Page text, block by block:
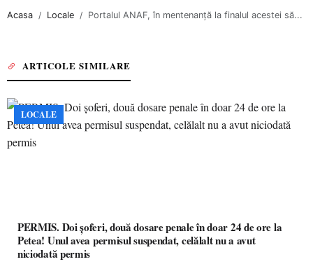
Acasa Locale Portalul ANAF, în mentenanță la finalul acestei să...
ARTICOLE SIMILARE
LOCALE
PERMIS. Doi șoferi, două dosare penale în doar 24 de ore la
Petea! Unul avea permisul suspendat, celălalt nu a avut
niciodată permis